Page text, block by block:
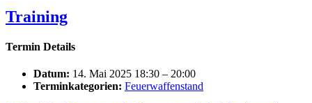
Training
Termin Details
Datum: 14. Mai 2025 18:30 – 20:00
Terminkategorien: Feuerwaffenstand